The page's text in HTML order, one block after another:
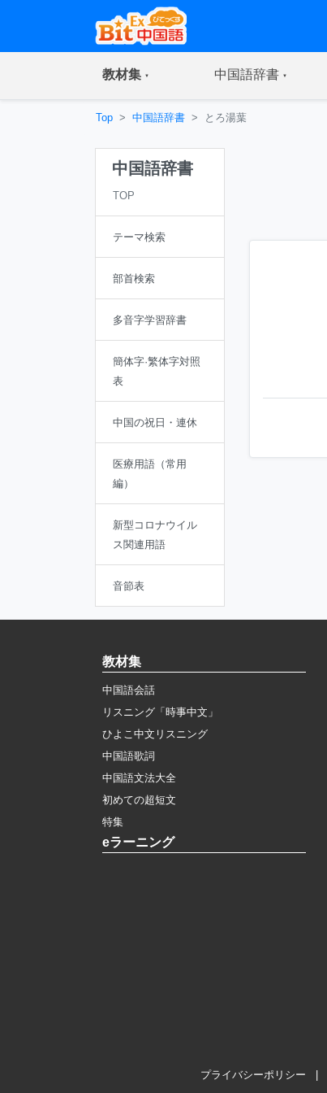
教材集(current) 中国語辞書(current)
Top 中国語辞書 とろ湯葉
中国語辞書
TOP
テーマ検索
部首検索
多音字学習辞書
簡体字·繁体字対照
表
中国の祝日・連休
医療用語（常用
編）
新型コロナウイル
ス関連用語
音節表
教材集
中国語会話
リスニング「時事中文」
ひよこ中文リスニング
中国語歌詞
中国語文法大全
初めての超短文
特集
eラーニング
プライバシーポリシー